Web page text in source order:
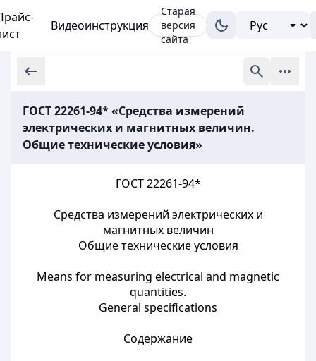
Видеоинструкция
Старая
версия
сайта
ГОСТ 22261-94* «Средства измерений
электрических и магнитных величин.
Общие технические условия»
ГОСТ 22261-94*
Средства измерений электрических и
магнитных величин
Общие технические условия
Means for measuring electrical and magnetic
quantities.
General specifications
Содержание